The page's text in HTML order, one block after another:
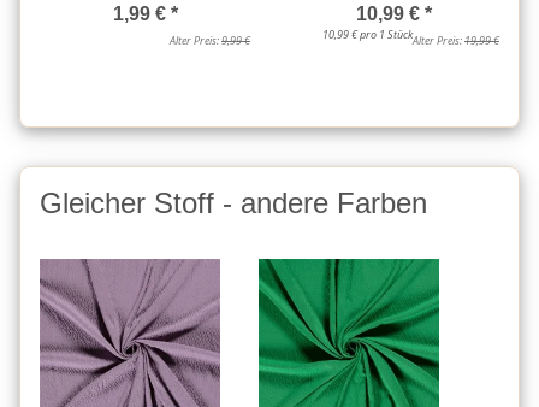
1,99 € *
Alter Preis:9,99 €
10,99 € *
10,99 € pro 1 StückAlter Preis:19,99 €
Gleicher Stoff - andere Farben